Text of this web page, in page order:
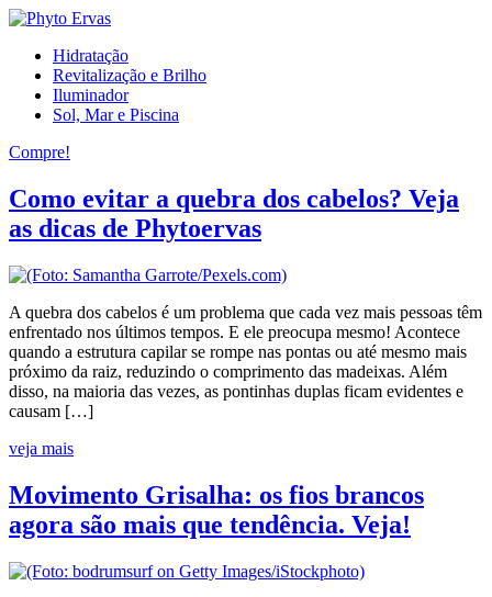
Hidratação
Revitalização e Brilho
Iluminador
Sol, Mar e Piscina
Compre!
Como evitar a quebra dos cabelos? Veja
as dicas de Phytoervas
A quebra dos cabelos é um problema que cada vez mais pessoas têm
enfrentado nos últimos tempos. E ele preocupa mesmo! Acontece
quando a estrutura capilar se rompe nas pontas ou até mesmo mais
próximo da raiz, reduzindo o comprimento das madeixas. Além
disso, na maioria das vezes, as pontinhas duplas ficam evidentes e
causam […]
veja mais
Movimento Grisalha: os fios brancos
agora são mais que tendência. Veja!